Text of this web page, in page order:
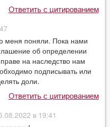
Ответить с цитированием
меня поняли. Пока нами
об определении
на наследство нам
подписывать или
доли.
Ответить с цитированием
в 19:41